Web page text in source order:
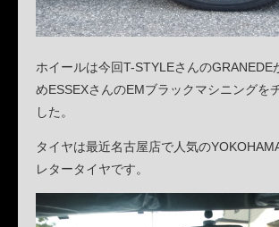
ホイールは今回T-STYLEさんのGRANEDE
めESSEXさんのEMブラックマシニングを
した。
タイヤは最近名古屋店で人気の
レタータイヤです。